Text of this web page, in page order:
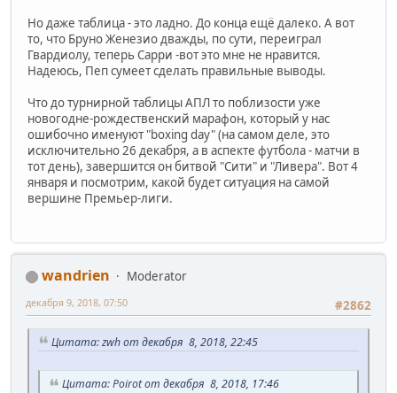
Но даже таблица - это ладно. До конца ещё далеко. А вот
то, что Бруно Женезио дважды, по сути, переиграл
Гвардиолу, теперь Сарри -вот это мне не нравится.
Надеюсь, Пеп сумеет сделать правильные выводы.
Что до турнирной таблицы АПЛ то поблизости уже
новогодне-рождественский марафон, который у нас
ошибочно именуют "boxing day" (на самом деле, это
исключительно 26 декабря, а в аспекте футбола - матчи в
тот день), завершится он битвой "Сити" и "Ливера". Вот 4
января и посмотрим, какой будет ситуация на самой
вершине Премьер-лиги.
wandrien
Moderator
#2862
декабря 9, 2018, 07:50
Цитата: zwh от декабря 8, 2018, 22:45
Цитата: Poirot от декабря 8, 2018, 17:46